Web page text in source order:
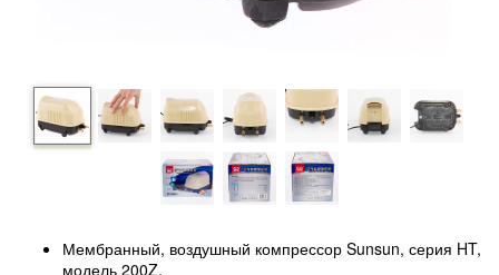
Мембранный, воздушный компрессор Sunsun, серия HT,
модель 200Z.